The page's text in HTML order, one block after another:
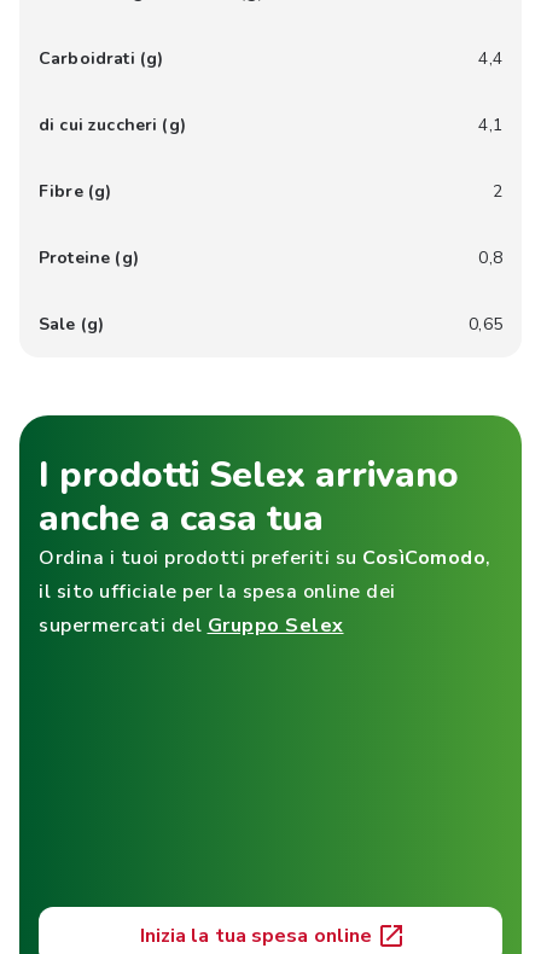
Carboidrati (g) 4,4
di cui zuccheri (g) 4,1
Fibre (g) 2
Proteine (g) 0,8
Sale (g) 0,65
I prodotti Selex arrivano
anche a casa tua
Ordina i tuoi prodotti preferiti su CosìComodo,
il sito ufficiale per la spesa online dei
supermercati del Gruppo Selex
Inizia la tua spesa online